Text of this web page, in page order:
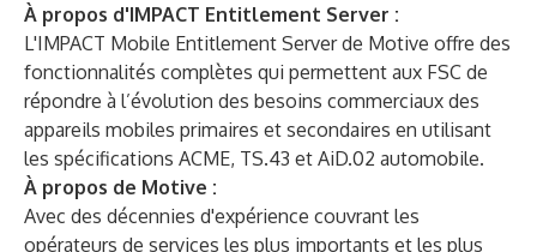
À propos d'IMPACT Entitlement Server :
L'IMPACT Mobile Entitlement Server de Motive offre des
fonctionnalités complètes qui permettent aux FSC de
répondre à l’évolution des besoins commerciaux des
appareils mobiles primaires et secondaires en utilisant
les spécifications ACME, TS.43 et AiD.02 automobile.
À propos de Motive :
Avec des décennies d'expérience couvrant les
opérateurs de services les plus importants et les plus